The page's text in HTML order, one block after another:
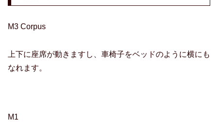
M3 Corpus
上下に座席が動きますし、車椅子をベッドのように横にも
なれます。
M1